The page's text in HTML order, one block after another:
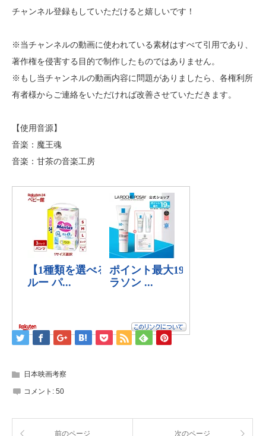
チャンネル登録もしていただけると嬉しいです！
※当チャンネルの動画に使われている素材はすべて引用であり、
著作権を侵害する目的で制作したものではありません。
※もし当チャンネルの動画内容に問題がありましたら、各権利所
有者様からご連絡をいただければ改善させていただきます。
【使用音源】
音楽：魔王魂
音楽：甘茶の音楽工房
日本映画考察
コメント: 50
前のページ 次のページ